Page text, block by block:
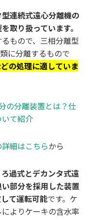
連続式遠心分離機の
取り扱っています。
もので、三相分離型
に分離するもので
の処理に適していま
の分離装置とは？仕
て紹介
細はこちらから
過式とデカンタ式遠
部分を採用した装置
て運転可能です。ケ
よりケーキの含水率